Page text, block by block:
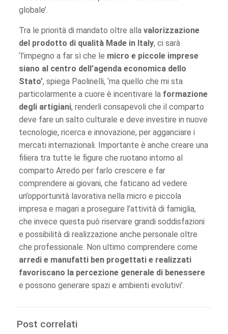
globale’.
Tra le priorità di mandato oltre allavalorizzazione
del prodotto di qualità Made in Italy, ci sarà
‘l’impegno a far sì che le micro e piccole imprese
siano al centro dell’agenda economica dello
Stato’, spiega Paolinelli, ‘ma quello che mi sta
particolarmente a cuore è incentivare la formazione
degli artigiani, renderli consapevoli che il comparto
deve fare un salto culturale e deve investire in nuove
tecnologie, ricerca e innovazione, per agganciare i
mercati internazionali. Importante è anche creare una
filiera tra tutte le figure che ruotano intorno al
comparto Arredo per farlo crescere e far
comprendere ai giovani, che faticano ad vedere
un’opportunità lavorativa nella micro e piccola
impresa e magari a proseguire l’attività di famiglia,
che invece questa può riservare grandi soddisfazioni
e possibilità di realizzazione anche personale oltre
che professionale. Non ultimo comprendere come
arredi e manufatti ben progettati e realizzati
favoriscano la percezione generale di benessere
e possono generare spazi e ambienti evolutivi’.
Post correlati